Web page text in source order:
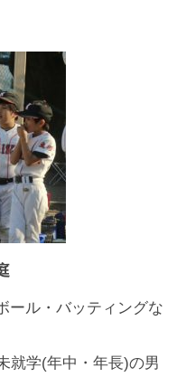
ル・バッティングな
学(年中・年長)の男